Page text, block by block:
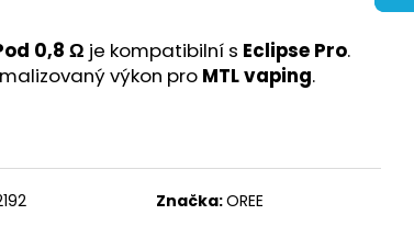
0,8 Ω je kompatibilní s Eclipse Pro.
výkon pro MTL vaping.
Značka:OREE
Následující